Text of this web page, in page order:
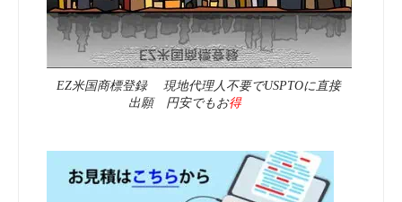
EZ米国商標登録 現地代理人不要でUSPTOに直接
出願 円安でもお得